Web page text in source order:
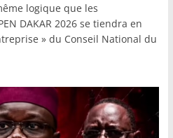
logique que les
DAKAR 2026 se tiendra en
» du Conseil National du